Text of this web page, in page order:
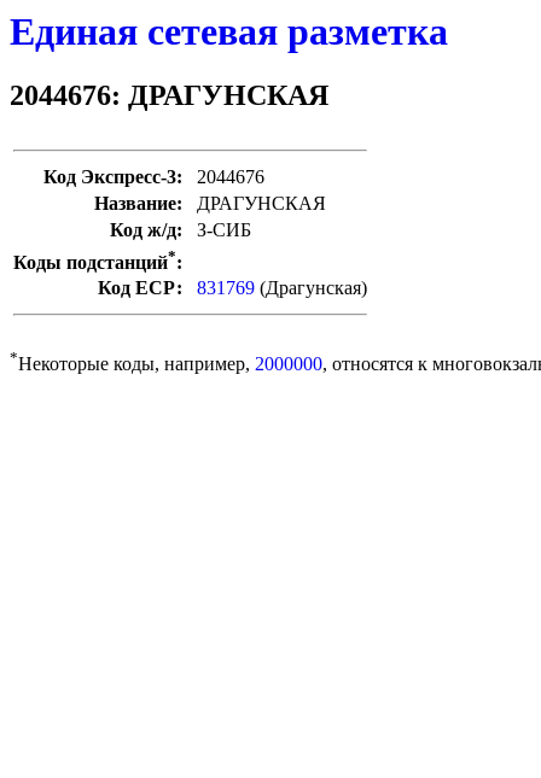
Единая сетевая разметка
2044676: ДРАГУНСКАЯ
Код Экспресс-3:
2044676
Название:
ДРАГУНСКАЯ
Код ж/д:
З-СИБ
Коды подстанций*:
Код ЕСР:
831769 (Драгунская)
*Некоторые коды, например, 2000000, относятся к